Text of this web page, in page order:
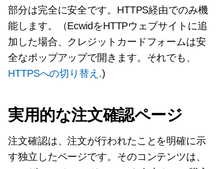
部分は完全に安全です。HTTPS経由でのみ機
能します。（EcwidをHTTPウェブサイトに追
加した場合、クレジットカードフォームは安
全なポップアップで開きます。それでも、
HTTPSへの切り替え .)
実用的な注文確認ページ
注文確認は、注文が行われたことを明確に示
す独立したページです。そのコンテンツは、